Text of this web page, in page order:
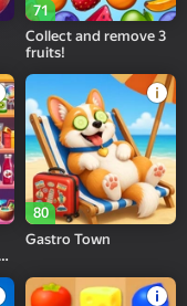
71
Collect and remove 3
fruits!
80
Gastro Town